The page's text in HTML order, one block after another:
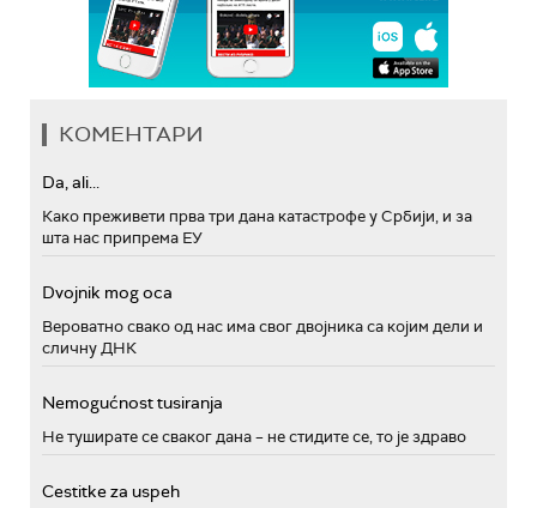
КОМЕНТАРИ
Da, ali...
Како преживети прва три дана катастрофе у Србији, и за
шта нас припрема ЕУ
Dvojnik mog oca
Вероватно свако од нас има свог двојника са којим дели и
сличну ДНК
Nemogućnost tusiranja
Не туширате се сваког дана – не стидите се, то је здраво
Cestitke za uspeh